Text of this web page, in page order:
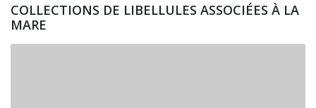
COLLECTIONS DE LIBELLULES ASSOCIÉES À LA
MARE